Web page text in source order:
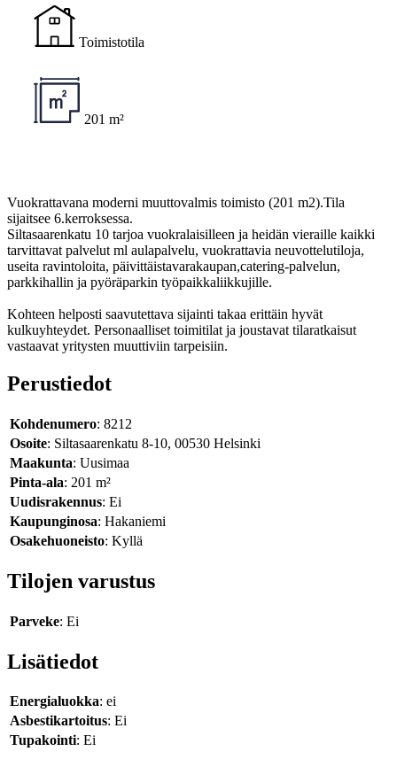
Toimistotila
201 m²
Vuokrattavana moderni muuttovalmis toimisto (201 m2).Tila
sijaitsee 6.kerroksessa.
Siltasaarenkatu 10 tarjoa vuokralaisilleen ja heidän vieraille kaikki
tarvittavat palvelut ml aulapalvelu, vuokrattavia neuvottelutiloja,
useita ravintoloita, päivittäistavarakaupan,catering-palvelun,
parkkihallin ja pyöräparkin työpaikkaliikkujille.
Kohteen helposti saavutettava sijainti takaa erittäin hyvät
kulkuyhteydet. Personaalliset toimitilat ja joustavat tilaratkaisut
vastaavat yritysten muuttiviin tarpeisiin.
Perustiedot
Kohdenumero: 8212
Osoite: Siltasaarenkatu 8-10, 00530 Helsinki
Maakunta: Uusimaa
Pinta-ala: 201 m²
Uudisrakennus: Ei
Kaupunginosa: Hakaniemi
Osakehuoneisto: Kyllä
Tilojen varustus
Parveke: Ei
Lisätiedot
Energialuokka: ei
Asbestikartoitus: Ei
Tupakointi: Ei